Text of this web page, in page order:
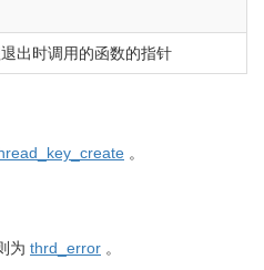
出时调用的函数的指针
。
为 thrd_error 。